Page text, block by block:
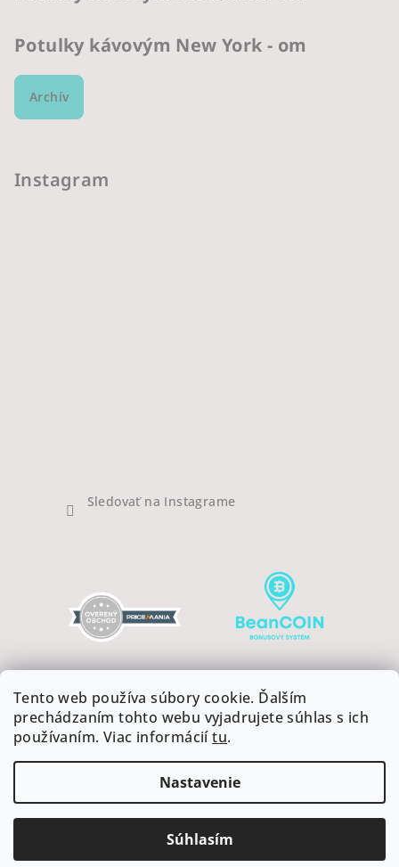
Tento web používa súbory cookie. Ďalším
prechádzaním tohto webu vyjadrujete súhlas s ich
používaním. Viac informáciítu.
Nastavenie
Súhlasím
Potulky kávovým New York - om
Archív
Instagram
Sledovať na Instagrame
Copyright 2026COFFEEART. Všetky práva vyhradené.
Upraviť nastavenie cookies
Odstúpiť od zmluvy